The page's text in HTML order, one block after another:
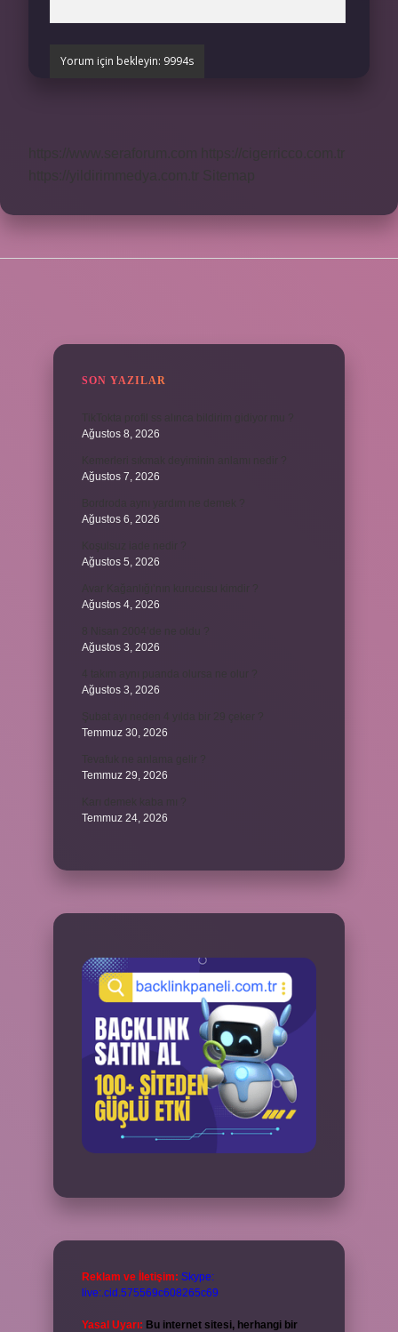
SON YAZILAR
Ağustos 8, 2026
Ağustos 7, 2026
Ağustos 6, 2026
Ağustos 5, 2026
Ağustos 4, 2026
Ağustos 3, 2026
Ağustos 3, 2026
Temmuz 30, 2026
Temmuz 29, 2026
Temmuz 24, 2026
Reklam ve İletişim: Skype:
live:.cid.575569c608265c69
Yasal Uyarı: Bu internet sitesi, herhangi bir